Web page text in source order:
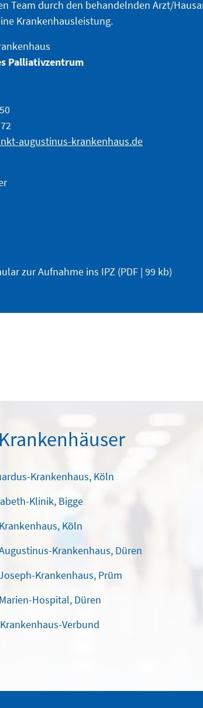
Team durch den behandelnden Arzt/
Krankenhausleistung.
Palliativzentrum
augustinus-krankenhaus.de
zur Aufnahme ins IPZ (PDF | 99 kb)
Krankenhaus, Köln
Klinik, Bigge
Köln
Krankenhaus, Düren
Krankenhaus, Prüm
Hospital, Düren
Verbund